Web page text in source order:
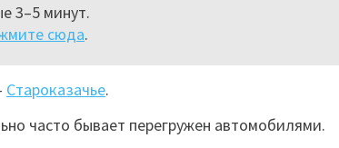
3–5 минут.
сюда.
Староказачье.
часто бывает перегружен автомобилями.